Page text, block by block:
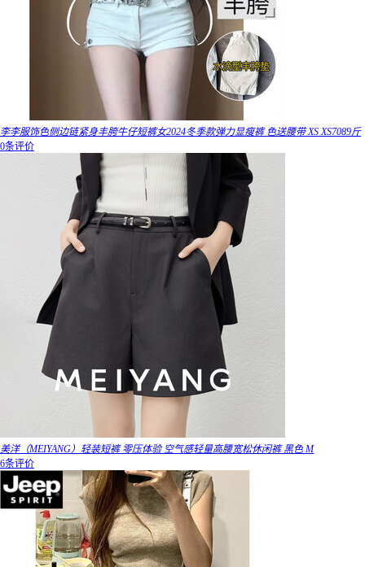
李李服饰色侧边链紧身丰胯牛仔短裤女2024冬季款弹力显瘦裤 色送腰带 XS XS7089斤
0条评价
美洋（MEIYANG）轻装短裤 零压体验 空气感轻量高腰宽松休闲裤 黑色 M
6条评价